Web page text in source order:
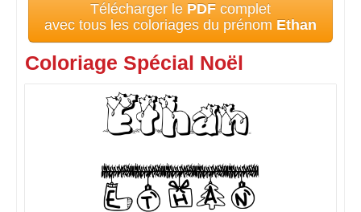
Télécharger le PDF complet
avec tous les coloriages du prénom Ethan
Coloriage Spécial Noël